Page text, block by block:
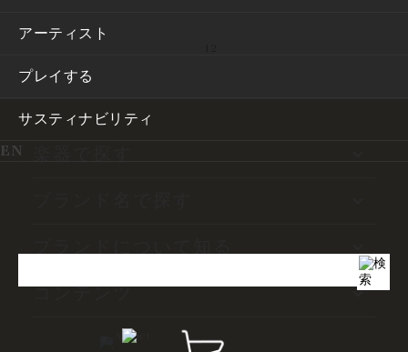
アーティスト
プレイする
サスティナビリティ
EN
コンテンツ